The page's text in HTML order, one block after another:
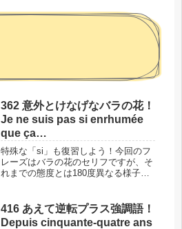
362 意外とけなげなバラの花！
Je ne suis pas si enrhumée
que ça…
特殊な「si」も復習しよう！今回のフ
レーズはバラの花のセリフですが、そ
れまでの態度とは180度異なる様子が
復習できますよ！このフレーズの場所
と背景では、単語に入る前に、今...
416 あえて逆転プラス強調語！
Depuis cinquante-quatre ans